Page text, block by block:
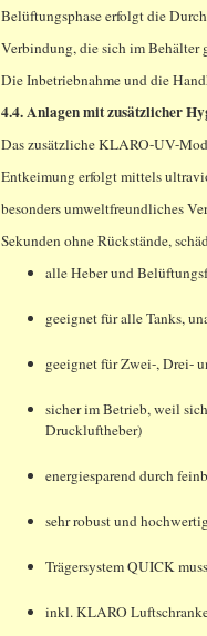
Belüftungsphase erfolgt die
Verbindung, die sich im Behälter
Die Inbetriebnahme und die
4.4. Anlagen mit zusätzlicher
Das zusätzliche KLARO-UV-
Entkeimung erfolgt mittels
besonders umweltfreundliches
Sekunden ohne Rückstände,
alle Heber und
geeignet für alle Tanks,
geeignet für Zwei-, Drei-
sicher im Betrieb, weil
Druckluftheber)
energiesparend durch
sehr robust und
Trägersystem QUICK
inkl. KLARO